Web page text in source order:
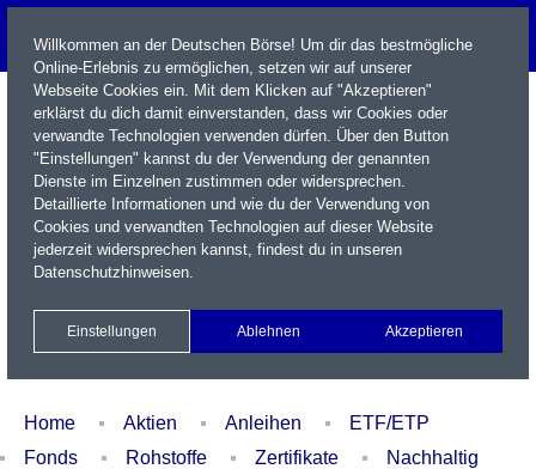
Name / WKN / ISIN / Kürzel
Xetra Realtime
Watchlist Portfolio Login
Home Aktien Anleihen
ETF/ETP
Fonds
Rohstoffe Zertifikate
Nachhaltig
Willkommen an der Deutschen Börse! Um dir das bestmögliche
Online-Erlebnis zu ermöglichen, setzen wir auf unserer
Webseite Cookies ein. Mit dem Klicken auf "Akzeptieren"
erklärst du dich damit einverstanden, dass wir Cookies oder
verwandte Technologien verwenden dürfen. Über den Button
"Einstellungen" kannst du der Verwendung der genannten
Dienste im Einzelnen zustimmen oder widersprechen.
Detaillierte Informationen und wie du der Verwendung von
Cookies und verwandten Technologien auf dieser Website
jederzeit widersprechen kannst, findest du in unseren
Datenschutzhinweisen.
Einstellungen Ablehnen Akzeptieren